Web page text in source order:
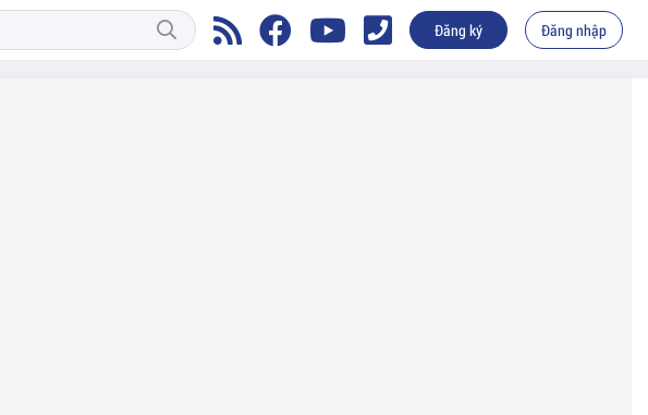
Đăng ký Đăng nhập